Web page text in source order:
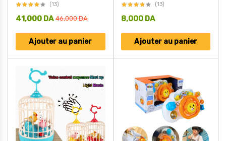
(13)
46,000DA
41,000 DA
Ajouter au panier
(13)
8,000 DA
Ajouter au panier